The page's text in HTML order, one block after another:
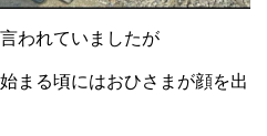
われていましたが
まる頃にはおひさまが顔を出